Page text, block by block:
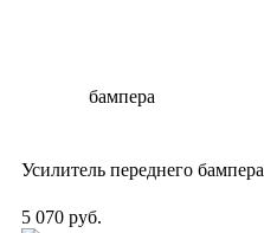
Усилитель переднего бампера
5 070 руб.